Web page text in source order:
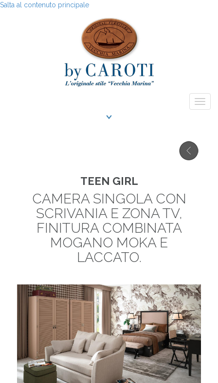
Salta al contenuto principale
TEEN GIRL
CAMERA SINGOLA CON
SCRIVANIA E ZONA TV,
FINITURA COMBINATA
MOGANO MOKA E
LACCATO.